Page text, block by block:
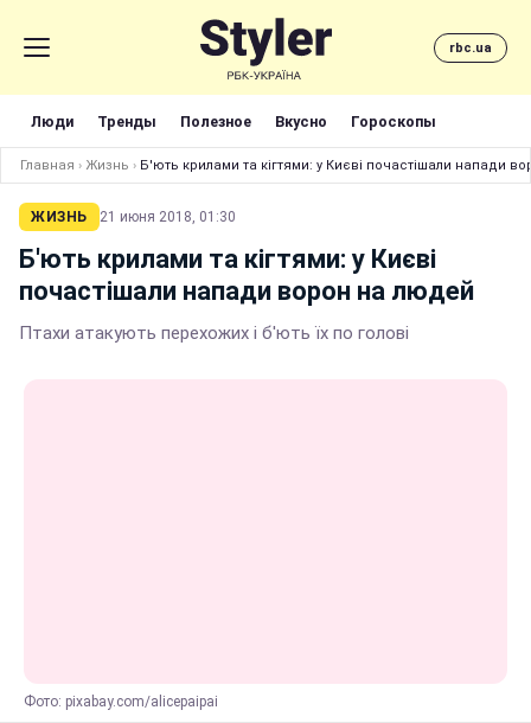
rbc.ua
Люди Тренды Полезное Вкусно Гороскопы
Главная › Жизнь › Б'ють крилами та кігтями: у Києві почастішали напади
ЖИЗНЬ 21 июня 2018, 01:30
Б'ють крилами та кігтями: у Києві
почастішали напади ворон на людей
Птахи атакують перехожих і б'ють їх по голові
Фото: pixabay.com/alicepaipai